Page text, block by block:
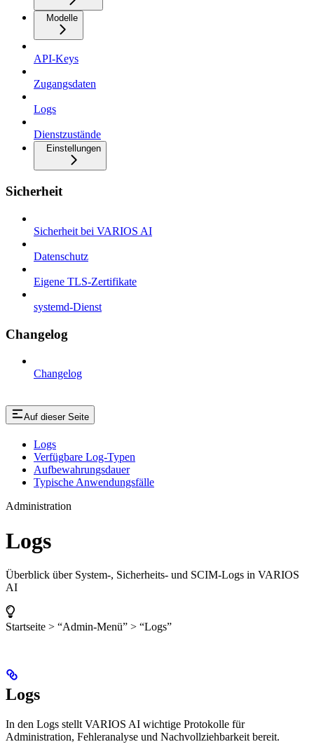
Modelle
API-Keys
Zugangsdaten
Logs
Dienstzustände
Einstellungen
Sicherheit
Sicherheit bei VARIOS AI
Datenschutz
Eigene TLS-Zertifikate
systemd-Dienst
Changelog
Changelog
Auf dieser Seite
Logs
Verfügbare Log-Typen
Aufbewahrungsdauer
Typische Anwendungsfälle
Administration
Logs
Überblick über System-, Sicherheits- und SCIM-Logs in VARIOS
AI
Startseite > “Admin-Menü” > “Logs”
Logs
In den Logs stellt VARIOS AI wichtige Protokolle für
Administration, Fehleranalyse und Nachvollziehbarkeit bereit.